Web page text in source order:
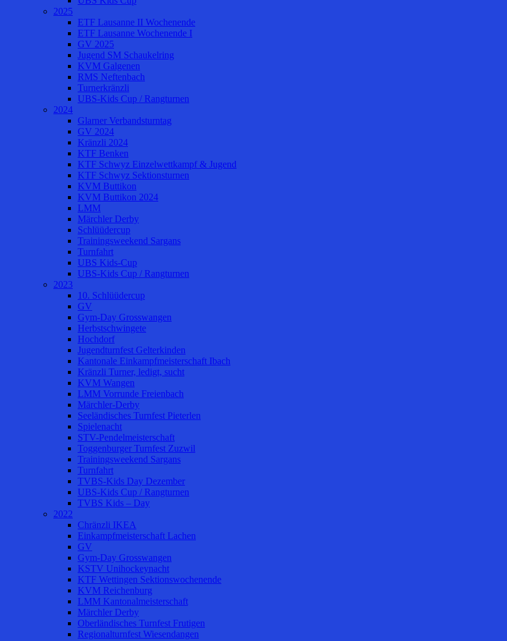
2025
ETF Lausanne II Wochenende
ETF Lausanne Wochenende I
GV 2025
Jugend SM Schaukelring
KVM Galgenen
RMS Neftenbach
Turnerkränzli
UBS-Kids Cup / Rangturnen
2024
Glarner Verbandsturntag
GV 2024
Kränzli 2024
KTF Benken
KTF Schwyz Einzelwettkampf & Jugend
KTF Schwyz Sektionsturnen
KVM Buttikon
KVM Buttikon 2024
LMM
Märchler Derby
Schlüüdercup
Trainingsweekend Sargans
Turnfahrt
UBS Kids-Cup
UBS-Kids Cup / Rangturnen
2023
10. Schlüüdercup
GV
Gym-Day Grosswangen
Herbstschwingete
Hochdorf
Jugendturnfest Gelterkinden
Kantonale Einkampfmeisterschaft Ibach
Kränzli Turner, ledigt, sucht
KVM Wangen
LMM Vorrunde Freienbach
Märchler-Derby
Seeländisches Turnfest Pieterlen
Spielenacht
STV-Pendelmeisterschaft
Toggenburger Turnfest Zuzwil
Trainingsweekend Sargans
Turnfahrt
TVBS-Kids Day Dezember
UBS-Kids Cup / Rangturnen
TVBS Kids – Day
2022
Chränzli IKEA
Einkampfmeisterschaft Lachen
GV
Gym-Day Grosswangen
KSTV Unihockeynacht
KTF Wettingen Sektionswochenende
KVM Reichenburg
LMM Kantonalmeisterschaft
Märchler Derby
Oberländisches Turnfest Frutigen
Regionalturnfest Wiesendangen